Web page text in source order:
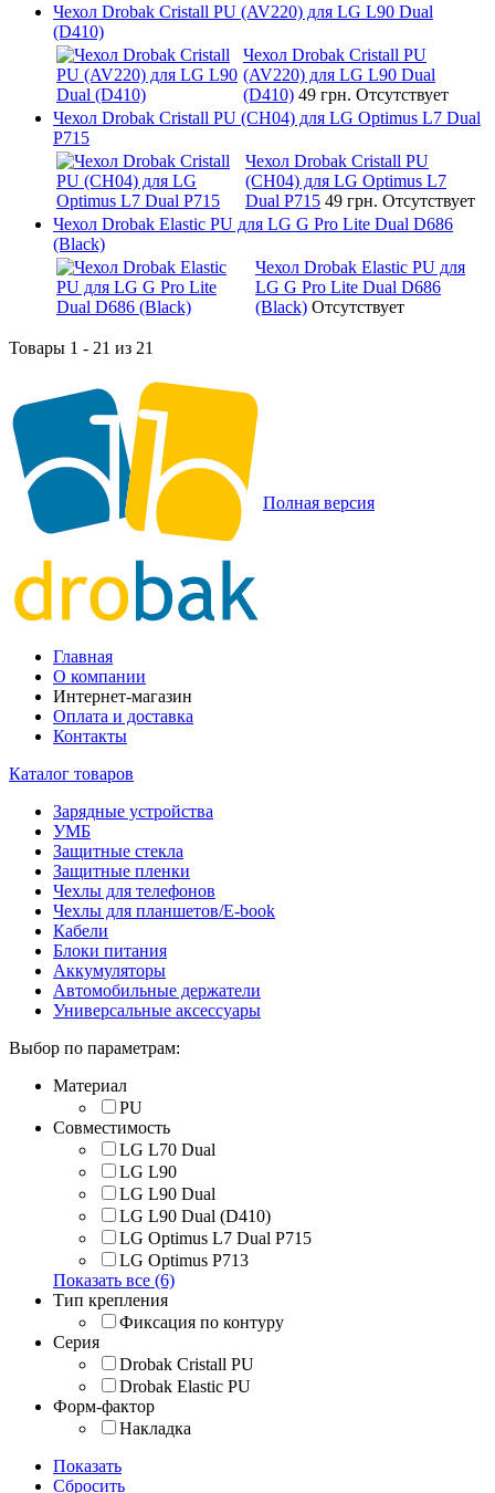
Чехол Drobak Cristall PU (AV220) для LG L90 Dual
(D410)
Чехол Drobak Cristall PU
(AV220) для LG L90 Dual
(D410) 49 грн. Отсутствует
Чехол Drobak Cristall PU (CH04) для LG Optimus L7 Dual
P715
Чехол Drobak Cristall PU
(CH04) для LG Optimus L7
Dual P715 49 грн. Отсутствует
Чехол Drobak Elastic PU для LG G Pro Lite Dual D686
(Black)
Чехол Drobak Elastic PU для
LG G Pro Lite Dual D686
(Black) Отсутствует
Товары 1 - 21 из 21
Полная версия
Главная
О компании
Интернет-магазин
Оплата и доставка
Контакты
Каталог товаров
Зарядные устройства
УМБ
Защитные стекла
Защитные пленки
Чехлы для телефонов
Чехлы для планшетов/E-book
Кабели
Блоки питания
Аккумуляторы
Автомобильные держатели
Универсальные аксессуары
Выбор по параметрам:
Материал
PU
Совместимость
LG L70 Dual
LG L90
LG L90 Dual
LG L90 Dual (D410)
LG Optimus L7 Dual P715
LG Optimus P713
Показать все (6)
Тип крепления
Фиксация по контуру
Серия
Drobak Cristall PU
Drobak Elastic PU
Форм-фактор
Накладка
Показать
Сбросить